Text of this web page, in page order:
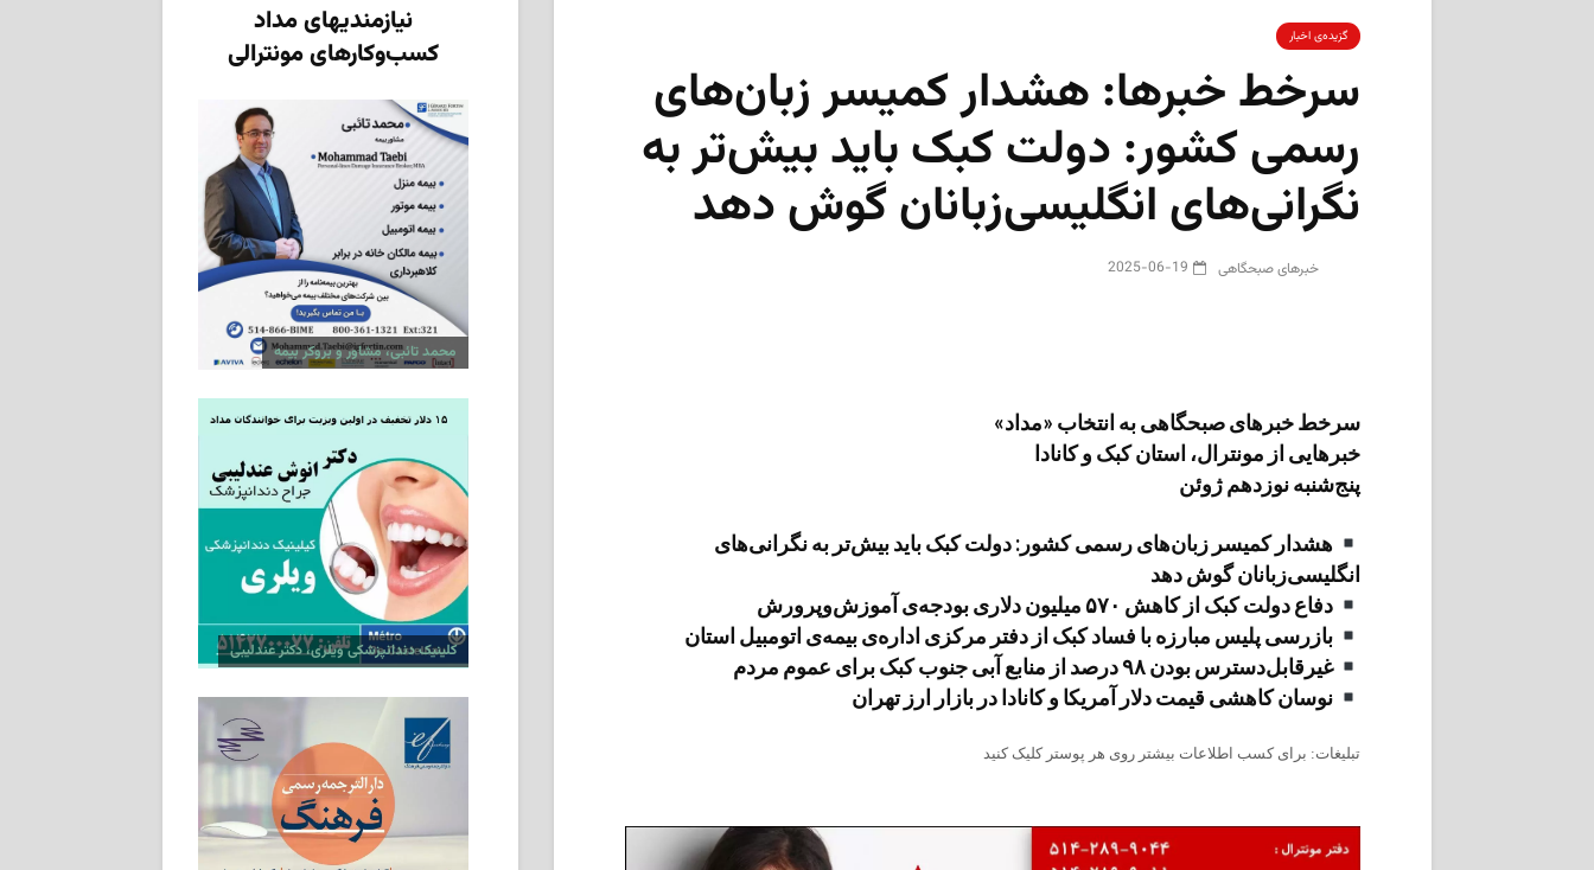
گزیده‌ی‌ اخبار
سرخط خبرها: هشدار کمیسر زبان‌های
رسمی کشور: دولت کبک باید بیش‌تر به
نگرانی‌های انگلیسی‌زبانان گوش دهد
‌خبرهای صبحگاهی 2025-06-19
سرخط خبرهای صبحگاهی به انتخاب «مداد»
خبرهایی از مونترال، استان کبک و کانادا
پنج‌شنبه نوزدهم ژوئن
هشدار کمیسر زبان‌های رسمی کشور: دولت کبک باید بیش‌تر به نگرانی‌های
انگلیسی‌زبانان گوش دهد
دفاع دولت کبک از کاهش ۵۷۰ میلیون دلاری بودجه‌ی آموزش‌وپرورش
بازرسی پلیس مبارزه با فساد کبک از دفتر مرکزی اداره‌ی بیمه‌ی اتومبیل استان
غیرقابل‌دسترس بودن ۹۸ درصد از منابع آبی جنوب کبک برای عموم مردم
نوسان کاهشی قیمت دلار آمریکا و کانادا در بازار ارز تهران
تبلیغات: برای کسب اطلاعات بیشتر روی هر پوستر کلیک کنید
نیازمندیهای مداد
کسب‌وکارهای مونترالی
محمد تائبی، مشاور و بروکر بیمه
کلینیک دندانپزشکی ویلری، دکتر عندلیبی